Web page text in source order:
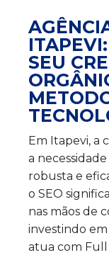
SEU
Em Itapevi, a
a
robusta e
o SEO
nas mãos de
investindo em
atua com Full